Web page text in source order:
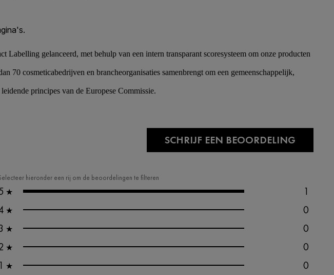
gelanceerd, met behulp van een intern transparant scoresysteem om onze producten
cosmeticabedrijven en brancheorganisaties samenbrengt om een gemeenschappelijk,
principes van de Europese Commissie.
SCHRIJF EEN BEOORDELING
hieronder een rij om de beoordelingen te filteren
★
1
★
0
★
0
★
0
1 ★ 0